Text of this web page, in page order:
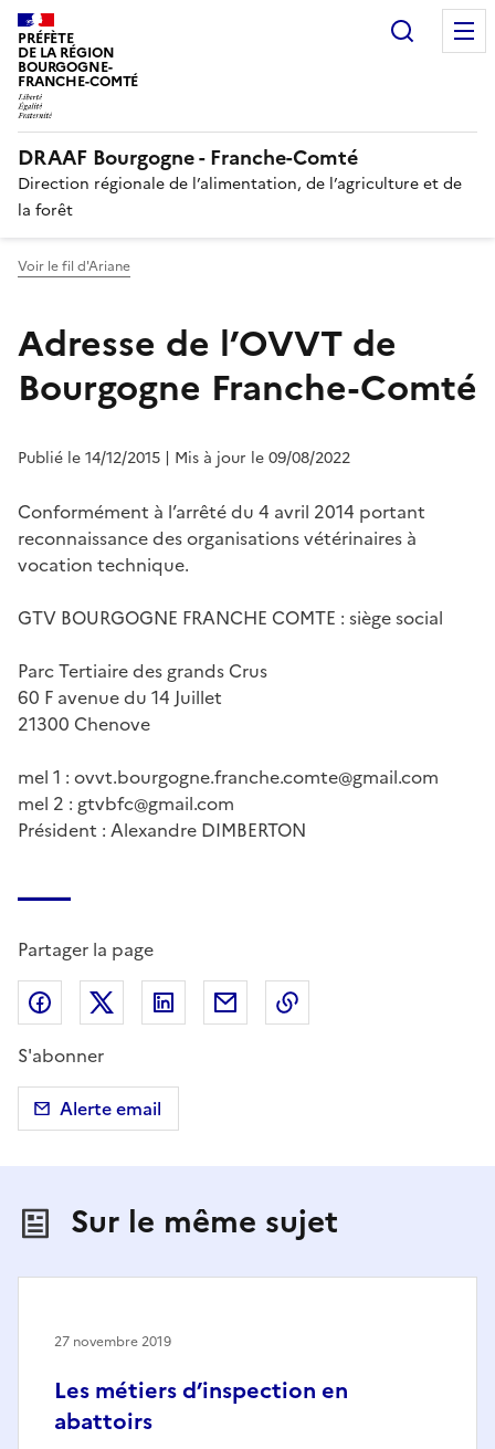
PRÉFÈTE
DE LA RÉGION
BOURGOGNE-
FRANCHE-COMTÉ
DRAAF Bourgogne - Franche-Comté
Direction régionale de l’alimentation, de l’agriculture et de
la forêt
Voir le fil d'Ariane
Adresse de l’OVVT de
Bourgogne Franche-Comté
Publié le 14/12/2015 | Mis à jour le 09/08/2022
Conformément à l’arrêté du 4 avril 2014 portant
reconnaissance des organisations vétérinaires à
vocation technique.
GTV BOURGOGNE FRANCHE COMTE : siège social
Parc Tertiaire des grands Crus
60 F avenue du 14 Juillet
21300 Chenove
mel 1 : ovvt.bourgogne.franche.comte@gmail.com
mel 2 : gtvbfc@gmail.com
Président : Alexandre DIMBERTON
Partager la page
Partager sur Facebook
Partager sur X (anciennement Twitter)
Partager sur LinkedIn
Partager par email
S'abonner
Alerte email
Sur le même sujet
Les métiers d’inspection en
abattoirs
27 novembre 2019